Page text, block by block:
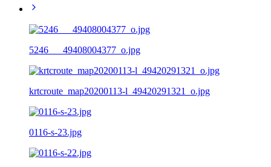
5246___49408004377_o.jpg
krtcroute_map20200113-l_49420291321_o.jpg
0116-s-23.jpg